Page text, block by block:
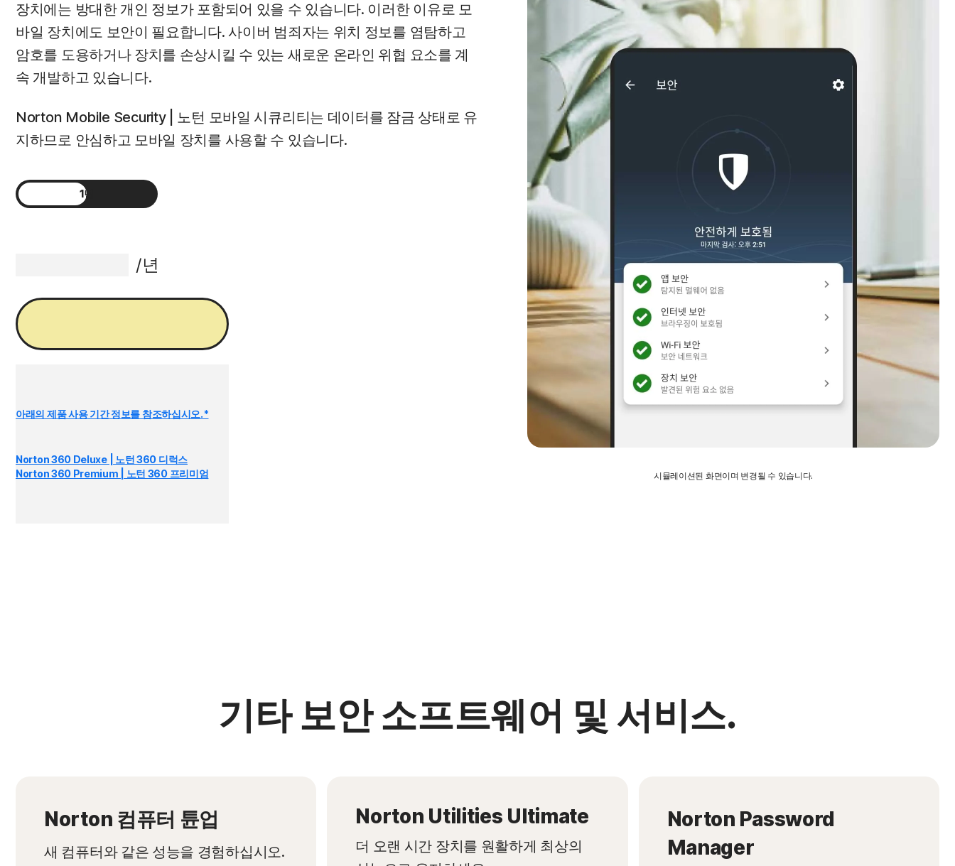
시뮬레이션된 화면이며 변경될 수 있습니다.
장치에는 방대한 개인 정보가 포함되어 있을 수 있습니다. 이러한 이유로 모
바일 장치에도 보안이 필요합니다. 사이버 범죄자는 위치 정보를 염탐하고
암호를 도용하거나 장치를 손상시킬 수 있는 새로운 온라인 위협 요소를 계
속 개발하고 있습니다.
Norton Mobile Security | 노턴 모바일 시큐리티는 데이터를 잠금 상태로 유
지하므로 안심하고 모바일 장치를 사용할 수 있습니다.
1년
/년
아래의 제품 사용 기간 정보를 참조하십시오.*
Norton 360 Deluxe | 노턴 360 디럭스
Norton 360 Premium | 노턴 360 프리미엄
기타 보안 소프트웨어 및 서비스.
Norton 컴퓨터 튠업
새 컴퓨터와 같은 성능을 경험하십시오.
Norton Utilities Ultimate
더 오랜 시간 장치를 원활하게 최상의
Norton Password
Manager